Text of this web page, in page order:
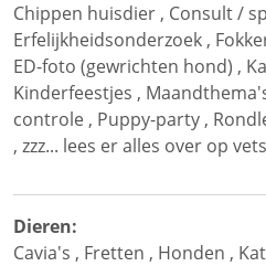
Chippen huisdier , Consult /
Erfelijkheidsonderzoek ,
ED-foto (gewrichten hond) ,
Kinderfeestjes ,
controle , Puppy-party ,
, zzz... lees er alles over op
Dieren:
Cavia's , Fretten , Honden ,